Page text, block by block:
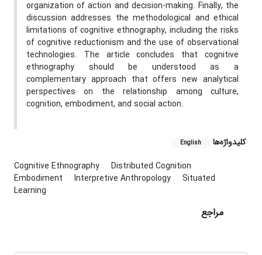
organization of action and decision-making. Finally, the
discussion addresses the methodological and ethical
limitations of cognitive ethnography, including the risks
of cognitive reductionism and the use of observational
technologies. The article concludes that cognitive
ethnography should be understood as a
complementary approach that offers new analytical
perspectives on the relationship among culture,
cognition, embodiment, and social action.
کلیدواژه‌ها English
Cognitive Ethnography
Distributed Cognition
Embodiment
Interpretive Anthropology
Situated
Learning
مراجع